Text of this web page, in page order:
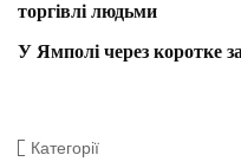
торгівлі людьми
У Ямполі через коротке
Категорії